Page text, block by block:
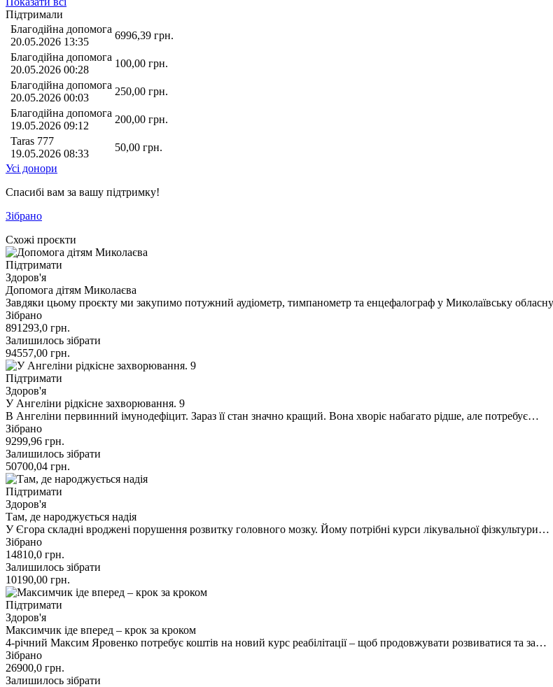
Підтримали
Благодійна допомога
20.05.2026 13:35
6996,39 грн.
Благодійна допомога
20.05.2026 00:28
100,00 грн.
Благодійна допомога
20.05.2026 00:03
250,00 грн.
Благодійна допомога
19.05.2026 09:12
200,00 грн.
Taras 777
19.05.2026 08:33
50,00 грн.
Усі донори
Спасибі вам за вашу підтримку!
Зібрано
Схожі проєкти
Підтримати
Здоров'я
Допомога дітям Миколаєва
Завдяки цьому проєкту ми закупимо потужний аудіометр, тимпанометр та енцефалограф у Миколаївську
Зібрано
891293,0 грн.
Залишилось зібрати
94557,00 грн.
Підтримати
Здоров'я
У Ангеліни рідкісне захворювання. 9
В Ангеліни первинний імунодефіцит. Зараз її стан значно кращий. Вона хворіє набагато рідше, але потребує…
Зібрано
9299,96 грн.
Залишилось зібрати
50700,04 грн.
Підтримати
Здоров'я
Там, де народжується надія
У Єгора складні вроджені порушення розвитку головного мозку. Йому потрібні курси лікувальної фізкультури…
Зібрано
14810,0 грн.
Залишилось зібрати
10190,00 грн.
Підтримати
Здоров'я
Максимчик іде вперед – крок за кроком
4-річний Максим Яровенко потребує коштів на новий курс реабілітації – щоб продовжувати розвиватися та за…
Зібрано
26900,0 грн.
Залишилось зібрати